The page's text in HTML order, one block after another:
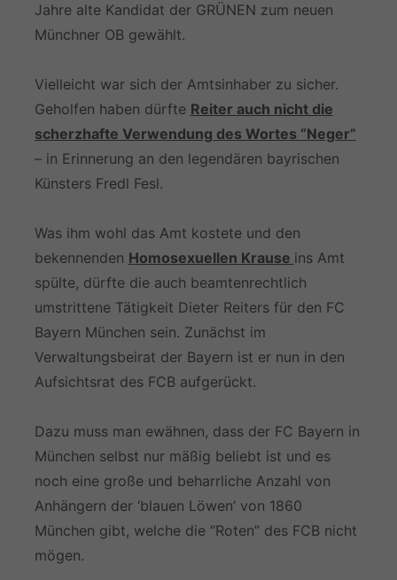
Jahre alte Kandidat der GRÜNEN zum neuen
Münchner OB gewählt.
Vielleicht war sich der Amtsinhaber zu sicher.
Geholfen haben dürfte Reiter auch nicht die
scherzhafte Verwendung des Wortes “Neger”
– in Erinnerung an den legendären bayrischen
Künsters Fredl Fesl.
Was ihm wohl das Amt kostete und den
bekennenden Homosexuellen Krause ins Amt
spülte, dürfte die auch beamtenrechtlich
umstrittene Tätigkeit Dieter Reiters für den FC
Bayern München sein. Zunächst im
Verwaltungsbeirat der Bayern ist er nun in den
Aufsichtsrat des FCB aufgerückt.
Dazu muss man ewähnen, dass der FC Bayern in
München selbst nur mäßig beliebt ist und es
noch eine große und beharrliche Anzahl von
Anhängern der ‘blauen Löwen’ von 1860
München gibt, welche die “Roten” des FCB nicht
mögen.